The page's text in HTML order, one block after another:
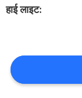
समाचार
हाई लाइट: